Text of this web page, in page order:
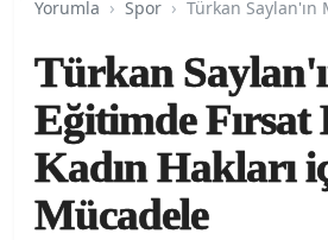
Yorumla Spor
Türkan
Eğitimde Fırsat
Kadın Hakları
Mücadele